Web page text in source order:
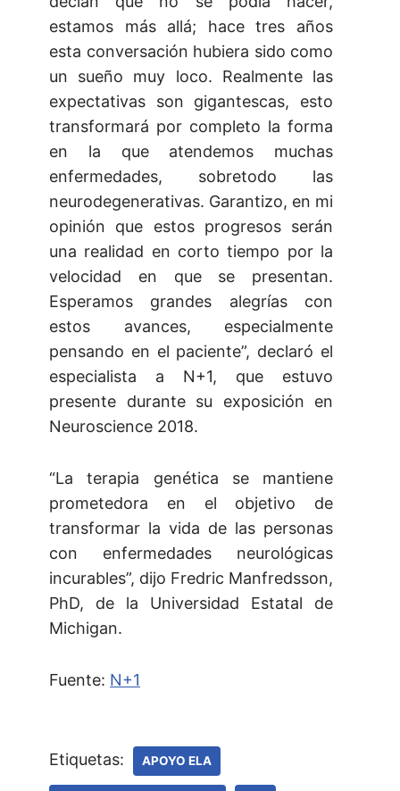
estamos más allá; hace tres años
esta conversación hubiera sido como
un sueño muy loco. Realmente las
expectativas son gigantescas, esto
transformará por completo la forma
en la que atendemos muchas
enfermedades, sobretodo las
neurodegenerativas. Garantizo, en mi
opinión que estos progresos serán
una realidad en corto tiempo por la
velocidad en que se presentan.
Esperamos grandes alegrías con
estos avances, especialmente
pensando en el paciente”, declaró el
especialista a N+1, que estuvo
presente durante su exposición en
Neuroscience 2018.
“La terapia genética se mantiene
prometedora en el objetivo de
transformar la vida de las personas
con enfermedades neurológicas
incurables”, dijo Fredric Manfredsson,
PhD, de la Universidad Estatal de
Michigan.
Fuente: N+1
Etiquetas: APOYO ELA